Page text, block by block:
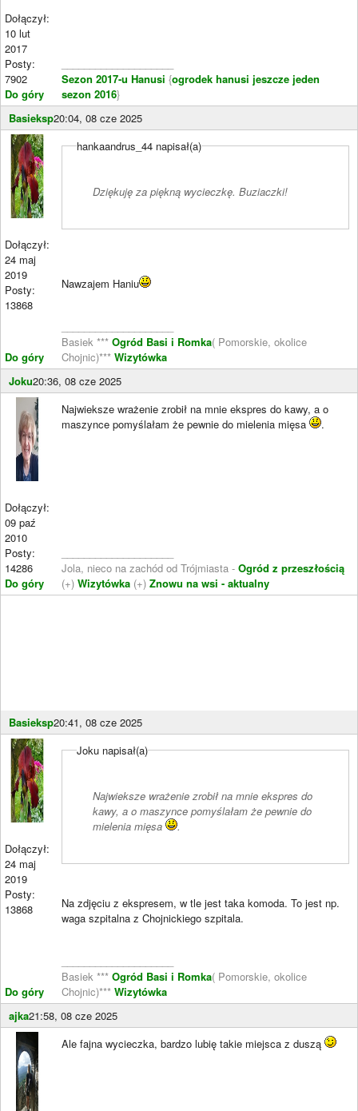
Dołączył:
10 lut
2017
Posty:
7902
Do góry
Sezon 2017-u Hanusi {ogrodek hanusi jeszcze jeden
sezon 2016}
Basieksp20:04, 08 cze 2025
Dołączył:
24 maj
2019
Posty:
13868
Do góry
hankaandrus_44 napisał(a)
Dziękuję za piękną wycieczkę. Buziaczki!
Nawzajem Haniu
Basiek *** Ogród Basi i Romka( Pomorskie, okolice
Chojnic)*** Wizytówka
Joku20:36, 08 cze 2025
Dołączył:
09 paź
2010
Posty:
14286
Do góry
Najwieksze wrażenie zrobił na mnie ekspres do kawy, a o
maszynce pomyślałam że pewnie do mielenia mięsa
.
Jola, nieco na zachód od Trójmiasta - Ogród z przeszłością
(+) Wizytówka (+) Znowu na wsi - aktualny
Basieksp20:41, 08 cze 2025
Dołączył:
24 maj
2019
Posty:
13868
Do góry
Joku napisał(a)
Najwieksze wrażenie zrobił na mnie ekspres do
kawy, a o maszynce pomyślałam że pewnie do
mielenia mięsa
.
Na zdjęciu z ekspresem, w tle jest taka komoda. To jest np.
waga szpitalna z Chojnickiego szpitala.
Basiek *** Ogród Basi i Romka( Pomorskie, okolice
Chojnic)*** Wizytówka
ajka21:58, 08 cze 2025
Ale fajna wycieczka, bardzo lubię takie miejsca z duszą